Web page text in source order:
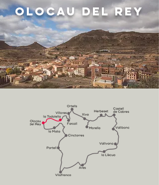
OLOCAU DEL REY